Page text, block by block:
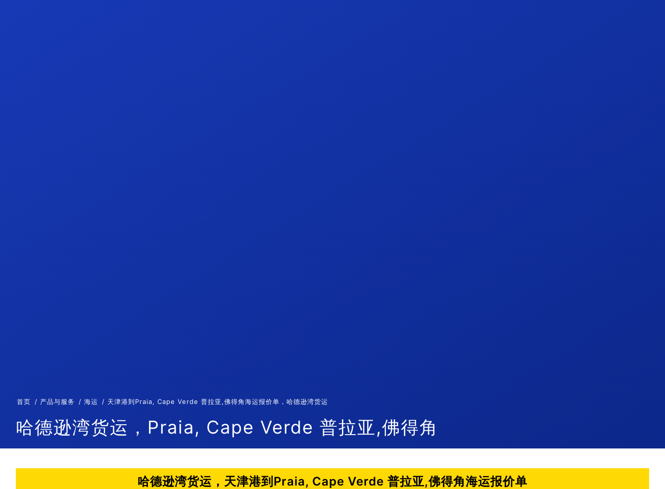
首页 产品与服务 海运 天津港到Praia, Cape Verde 普拉亚,佛得角海运报价单，哈德逊湾货运
哈德逊湾货运，Praia, Cape Verde 普拉亚,佛得角
哈德逊湾货运，天津港到Praia, Cape Verde 普拉亚,佛得角海运报价单